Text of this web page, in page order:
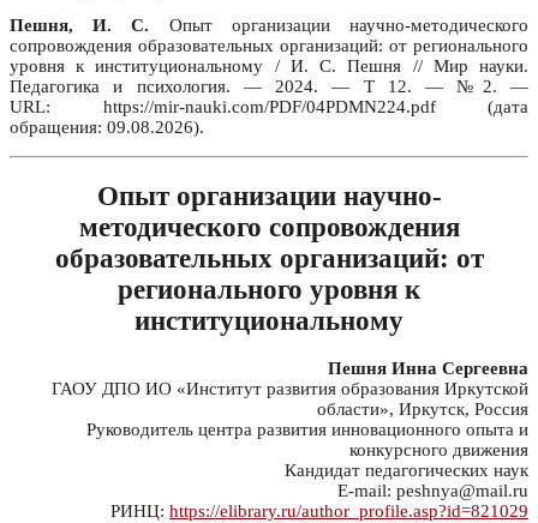
Пешня, И. С. Опыт организации научно-методического
сопровождения образовательных организаций: от регионального
уровня к институциональному / И. С. Пешня // Мир науки.
Педагогика и психология. — 2024. — Т 12. — №2. —
URL: https://mir-nauki.com/PDF/04PDMN224.pdf (дата
обращения: 09.08.2026).
Опыт организации научно-
методического сопровождения
образовательных организаций: от
регионального уровня к
институциональному
Пешня Инна Сергеевна
ГАОУ ДПО ИО «Институт развития образования Иркутской
области», Иркутск, Россия
Руководитель центра развития инновационного опыта и
конкурсного движения
Кандидат педагогических наук
E-mail: peshnya@mail.ru
РИНЦ: https://elibrary.ru/author_profile.asp?id=821029